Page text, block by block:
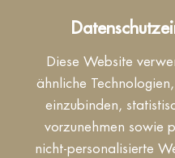
Diese Website
ähnliche
einzubinden,
vorzunehmen sowie
nicht-personalisierte